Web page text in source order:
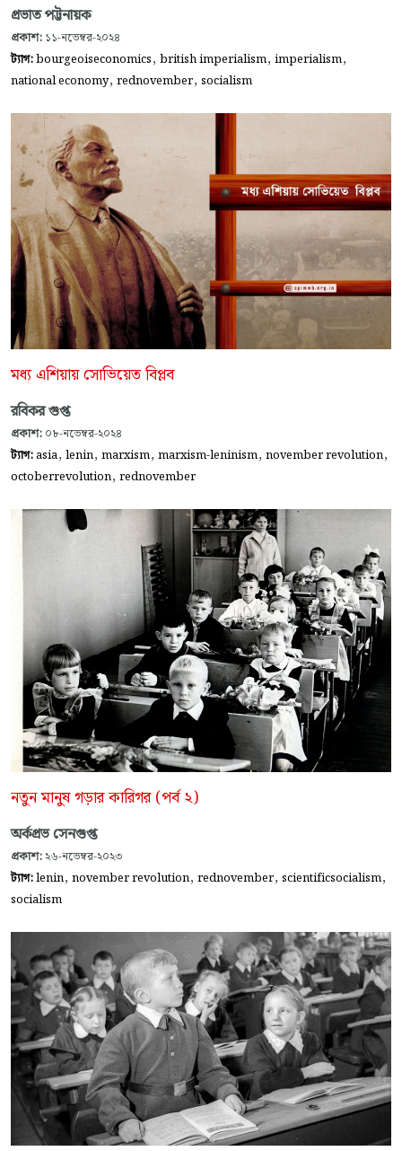
প্রভাত পট্টনায়ক
প্রকাশ: ১১-নভেম্বর-২০২৪
ট্যাগ:bourgeoiseconomics, british imperialism, imperialism,
national economy, rednovember, socialism
মধ্য এশিয়ায় সোভিয়েত বিপ্লব
রবিকর গুপ্ত
প্রকাশ: ০৮-নভেম্বর-২০২৪
ট্যাগ:asia, lenin, marxism, marxism-leninism, november revolution,
octoberrevolution, rednovember
নতুন মানুষ গড়ার কারিগর (পর্ব ২)
অর্কপ্রভ সেনগুপ্ত
প্রকাশ: ২৬-নভেম্বর-২০২৩
ট্যাগ:lenin, november revolution, rednovember, scientificsocialism,
socialism